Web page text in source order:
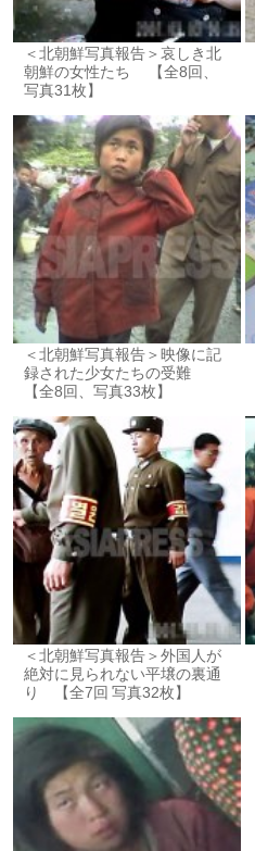
＜北朝鮮写真報告＞哀しき北
朝鮮の女性たち 【全8回、
写真31枚】
＜北朝鮮写真報告＞映像に記
録された少女たちの受難
【全8回、写真33枚】
＜北朝鮮写真報告＞外国人が
絶対に見られない平壌の裏通
り 【全7回 写真32枚】